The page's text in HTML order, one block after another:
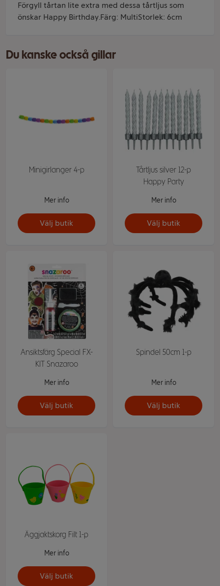
Förgyll tårtan lite extra med dessa tårtljus som
önskar Happy Birthday.Färg: MultiStorlek: 6cm
Du kanske också gillar
Minigirlanger 4-p
Mer info
Välj butik
Tårtljus silver 12-p
Happy Party
Mer info
Välj butik
Ansiktsfärg Special FX-
KIT Snazaroo
Mer info
Välj butik
Spindel 50cm 1-p
Mer info
Välj butik
Äggjaktskorg Filt 1-p
Mer info
Välj butik